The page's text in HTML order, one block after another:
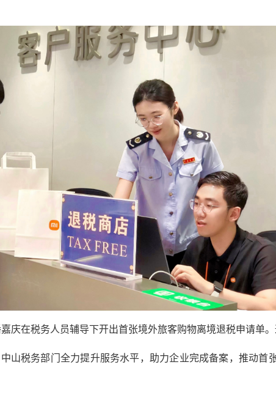
庆在税务人员辅导下开出首张境外旅客购物离境退税申请单
山税务部门全力提升服务水平，助力企业完成备案，推动首